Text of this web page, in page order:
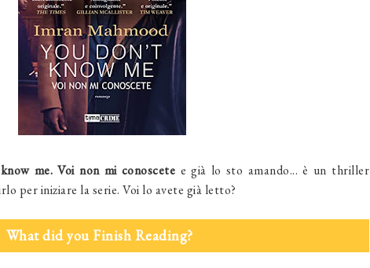
me. Voi non mi conoscete e già lo sto amando... è un thriller
per iniziare la serie. Voi lo avete già letto?
What did you Finish Reading?